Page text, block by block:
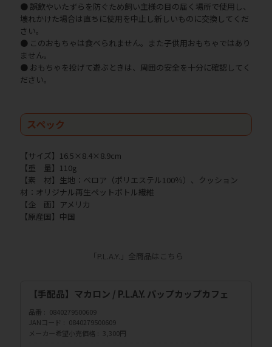
● 誤飲やいたずらを防ぐため飼い主様の目の届く場所で使用し、
壊れかけた場合は直ちに使用を中止し新しいものに交換してくだ
さい。
● このおもちゃは食べられません。また子供用おもちゃではあり
ません。
● おもちゃを投げて遊ぶときは、周囲の安全を十分に確認してく
ださい。
スペック
【サイズ】16.5×8.4×8.9cm
【重 量】110g
【素 材】生地：ベロア（ポリエステル100％）、クッション
材：オリジナル再生ペットボトル繊維
【企 画】アメリカ
【原産国】中国
「P.L.A.Y.」全商品はこちら
【手配品】マカロン / P.L.A.Y. パップカップカフェ
品番
0840279500609
JANコード
0840279500609
メーカー希望小売価格
3,300円